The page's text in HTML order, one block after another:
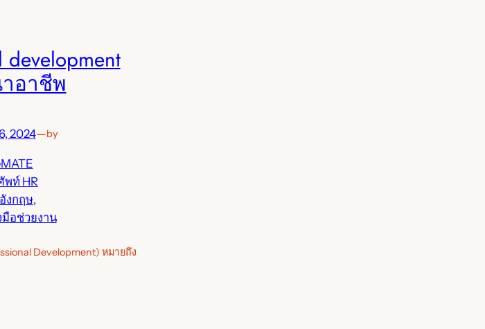
development
อาชีพ
2024—by
พท์ HR
งกฤษ
มือช่วยงาน
Development) หมายถึง